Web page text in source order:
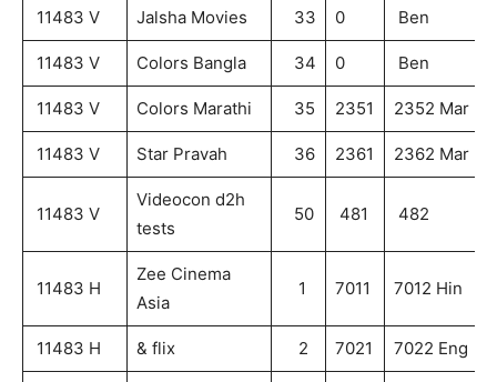
11483 V Jalsha Movies 33 0 Ben
11483 V Colors Bangla 34 0 Ben
11483 V Colors Marathi 35 2351 2352 Mar
11483 V Star Pravah 36 2361 2362 Mar
11483 V
Videocon d2h
tests
50 481 482
11483 H
Zee Cinema
Asia
1 7011 7012 Hin
11483 H & flix 2 7021 7022 Eng